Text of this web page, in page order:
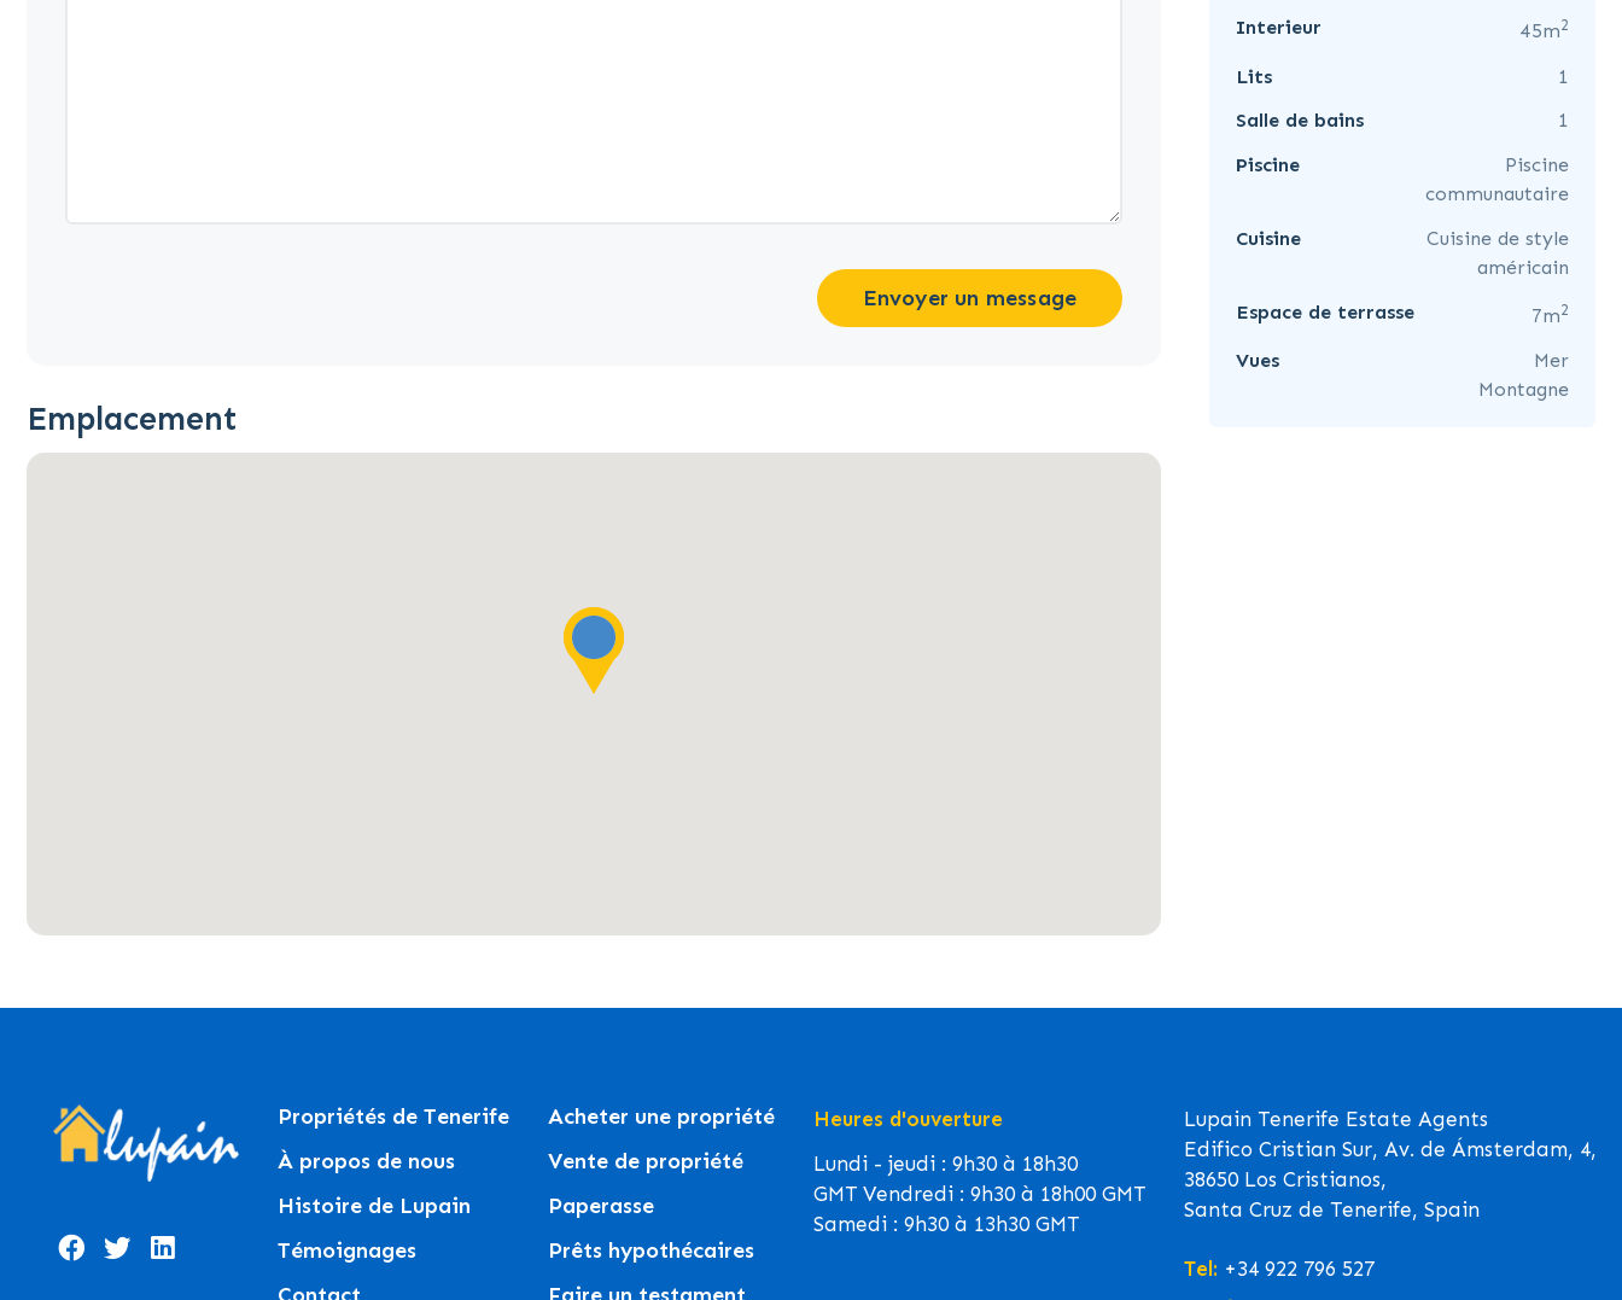
Envoyer un message
Emplacement
Interieur
45m2
Lits
1
Salle de bains
1
Piscine
Piscine
communautaire
Cuisine
Cuisine de style
américain
Espace de terrasse
7m2
Vues
Mer
Montagne
Propriétés de Tenerife
À propos de nous
Histoire de Lupain
Témoignages
Acheter une propriété
Vente de propriété
Paperasse
Prêts hypothécaires
Heures d'ouverture
Lundi - jeudi : 9h30 à 18h30
GMT Vendredi : 9h30 à 18h00 GMT
Samedi : 9h30 à 13h30 GMT
Lupain Tenerife Estate Agents
Edifico Cristian Sur, Av. de Ámsterdam, 4,
38650 Los Cristianos,
Santa Cruz de Tenerife, Spain
Tel: +34 922 796 527